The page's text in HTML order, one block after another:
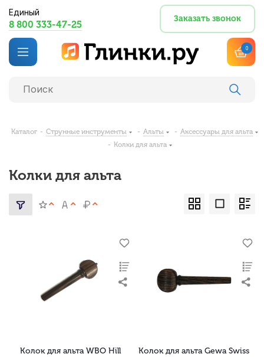
Единый
8 800 333-47-25
Заказать звонок
0
Каталог - Струнные инструменты - Альты - Аксессуары для альта
- Колки для альта
Колки для альта
Колок для альта WBO Hill
Колок для альта Gewa Swiss